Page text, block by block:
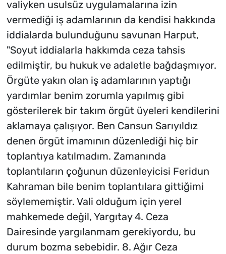
valiyken usulsüz uygulamalarına izin
vermediği iş adamlarının da kendisi hakkında
iddialarda bulunduğunu savunan Harput,
"Soyut iddialarla hakkımda ceza tahsis
edilmiştir, bu hukuk ve adaletle bağdaşmıyor.
Örgüte yakın olan iş adamlarının yaptığı
yardımlar benim zorumla yapılmış gibi
gösterilerek bir takım örgüt üyeleri kendilerini
aklamaya çalışıyor. Ben Cansun Sarıyıldız
denen örgüt imamının düzenlediği hiç bir
toplantıya katılmadım. Zamanında
toplantıların çoğunun düzenleyicisi Feridun
Kahraman bile benim toplantılara gittiğimi
söylememiştir. Vali olduğum için yerel
mahkemede değil, Yargıtay 4. Ceza
Dairesinde yargılanmam gerekiyordu, bu
durum bozma sebebidir. 8. Ağır Ceza